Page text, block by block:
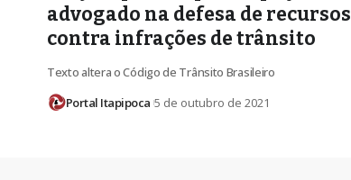
advogado na defesa de recursos
contra infrações de trânsito
Texto altera o Código de Trânsito Brasileiro
Portal Itapipoca 5 de outubro de 2021